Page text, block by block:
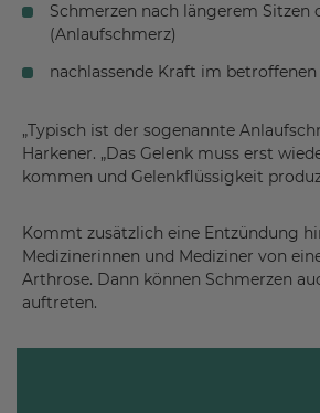
Schmerzen nach längerem Sitzen
(Anlaufschmerz)
nachlassende Kraft im betroffenen
„Typisch ist der sogenannte
Harkener. „Das Gelenk muss erst
kommen und Gelenkflüssigkeit
Kommt zusätzlich eine Entzündung
Medizinerinnen und Mediziner von
Arthrose. Dann können Schmerzen
auftreten.